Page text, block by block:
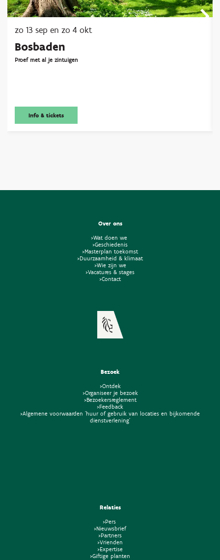
Bosbaden
Proef met al je zintuigen
zo 13 sep en zo 4 okt
Info & tickets
Over ons
>Wat doen we
>Geschiedenis
>Masterplan toekomst
>Duurzaamheid & klimaat
>Wie zijn we
>Vacatures & stages
>Contact
Bezoek
>Ontdek
>Organiseer je bezoek
>Bezoekersreglement
>Feedback
>Algemene voorwaarden 'huur of gebruik van locaties en bijkomende
dienstverlening'
Relaties
>Pers
>Nieuwsbrief
>Partners
>Vrienden
>Expertise
>Giftige planten